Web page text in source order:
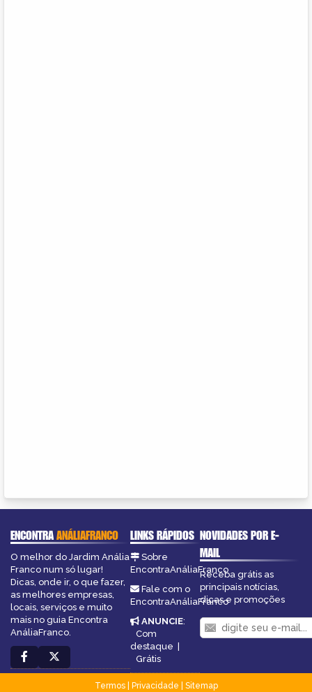
ENCONTRAANÁLIAFRANCO
O melhor do Jardim Anália
Franco num só lugar!
Dicas, onde ir, o que fazer,
as melhores empresas,
locais, serviços e muito
mais no guia Encontra
AnáliaFranco.
LINKS RÁPIDOS
Sobre
EncontraAnáliaFranco
Fale com o
EncontraAnáliaFranco
ANUNCIE:
Com
destaque
Grátis
NOVIDADES POR E-
MAIL
Receba grátis as
principais notícias,
dicas e promoções
Termos| Privacidade
Sitemap